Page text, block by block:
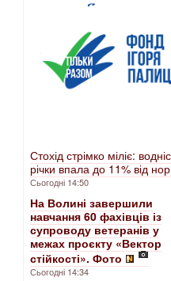
Стохід стрімко міліє:
річки впала до 11% від
Сьогодні 14:50
На Волині завершили
навчання 60 фахівців із
супроводу ветеранів у
межах проєкту «Вектор
стійкості». Фото
Сьогодні 14:34